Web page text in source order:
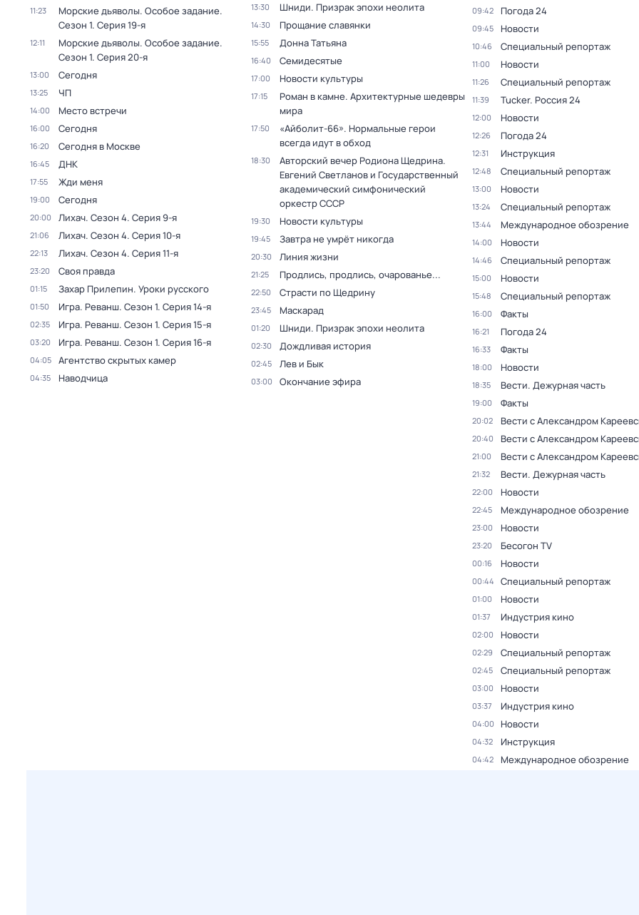
11:23 Морские дьяволы. Особое задание.
Сезон 1. Серия 19-я
12:11 Морские дьяволы. Особое задание.
Сезон 1. Серия 20-я
13:00 Сегодня
13:25 ЧП
14:00 Место встречи
16:00 Сегодня
16:20 Сегодня в Москве
16:45 ДНК
17:55 Жди меня
19:00 Сегодня
20:00 Лихач. Сезон 4. Серия 9-я
21:06 Лихач. Сезон 4. Серия 10-я
22:13 Лихач. Сезон 4. Серия 11-я
23:20 Своя правда
01:15 Захар Прилепин. Уроки русского
01:50 Игра. Реванш. Сезон 1. Серия 14-я
02:35 Игра. Реванш. Сезон 1. Серия 15-я
03:20 Игра. Реванш. Сезон 1. Серия 16-я
04:05 Агентство скрытых камер
04:35 Наводчица
13:30 Шниди. Призрак эпохи неолита
14:30 Прощание славянки
15:55 Донна Татьяна
16:40 Семидесятые
17:00 Новости культуры
17:15
Роман в камне. Архитектурные шедевры
мира
17:50
«Айболит-66». Нормальные герои
всегда идут в обход
18:30
Авторский вечер Родиона Щедрина.
Евгений Светланов и Государственный
академический симфонический
оркестр СССР
19:30 Новости культуры
19:45 Завтра не умрёт никогда
20:30 Линия жизни
21:25 Продлись, продлись, очарованье...
22:50 Страсти по Щедрину
23:45 Маскарад
01:20 Шниди. Призрак эпохи неолита
02:30 Дождливая история
02:45 Лев и Бык
03:00 Окончание эфира
09:42 Погода 24
09:45 Новости
10:46 Специальный репортаж
11:00 Новости
11:26 Специальный репортаж
11:39 Tucker. Россия 24
12:00 Новости
12:26 Погода 24
12:31 Инструкция
12:48 Специальный репортаж
13:00 Новости
13:24 Специальный репортаж
13:44 Международное обозрение
14:00 Новости
14:46 Специальный репортаж
15:00 Новости
15:48 Специальный репортаж
16:00 Факты
16:21 Погода 24
16:33 Факты
18:00 Новости
18:35 Вести. Дежурная часть
19:00 Факты
20:02 Вести с Александром
20:40 Вести с Александром
21:00 Вести с Александром
21:32 Вести. Дежурная часть
22:00 Новости
22:45 Международное обозрение
23:00 Новости
23:20 Бесогон TV
00:16 Новости
00:44 Специальный репортаж
01:00 Новости
01:37 Индустрия кино
02:00 Новости
02:29 Специальный репортаж
02:45 Специальный репортаж
03:00 Новости
03:37 Индустрия кино
04:00 Новости
04:32 Инструкция
04:42 Международное обозрение